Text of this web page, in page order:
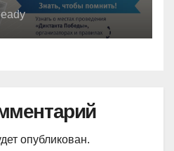
опубликован.